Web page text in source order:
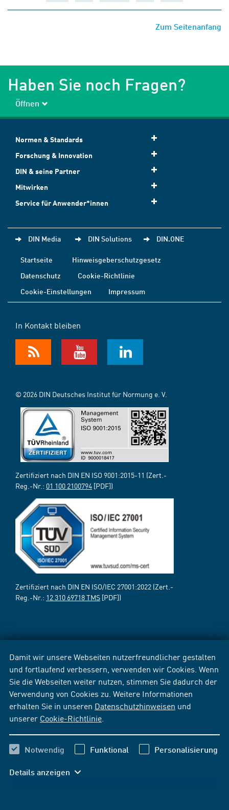
Damit wir unsere Webseiten nutzerfreundlicher gestalten
und fortlaufend verbessern, verwenden wir Cookies. Wenn
Sie die Webseiten weiter nutzen, stimmen Sie dadurch der
Verwendung von Cookies zu. Weitere Informationen
erhalten Sie in unseren Datenschutzhinweisen und
unserer Cookie-Richtlinie
Notwendig Funktional Personalisierung
Details anzeigen
Zum Seitenanfang
Haben Sie noch Fragen?
Öffnen
Normen & Standards
Forschung & Innovation
DIN & seine Partner
Mitwirken
Service für Anwender*innen
DIN Media DIN Solutions DIN.ONE
Startseite
Hinweisgeberschutzgesetz
Datenschutz
Cookie-Richtlinie
Cookie-Einstellungen
Impressum
In Kontakt bleiben
© 2026 DIN Deutsches Institut für Normung e. V.
Zertifiziert nach DIN EN ISO 9001:2015-11 (Zert.-
Reg.-Nr.: 01 100 2100794 [PDF])
Zertifiziert nach DIN EN ISO/IEC 27001:2022 (Zert.-
Reg.-Nr.: 12 310 69718 TMS [PDF])